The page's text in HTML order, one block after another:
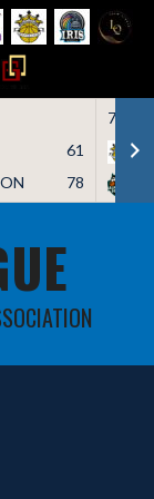
61
78
7月 26